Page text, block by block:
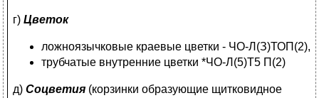
г) Цветок
ложноязычковые краевые цветки - ЧО-Л(З)ТОП(2),
трубчатые внутренние цветки *ЧО-Л(5)Т5 П(2)
д) Соцветия (корзинки образующие щитковидное